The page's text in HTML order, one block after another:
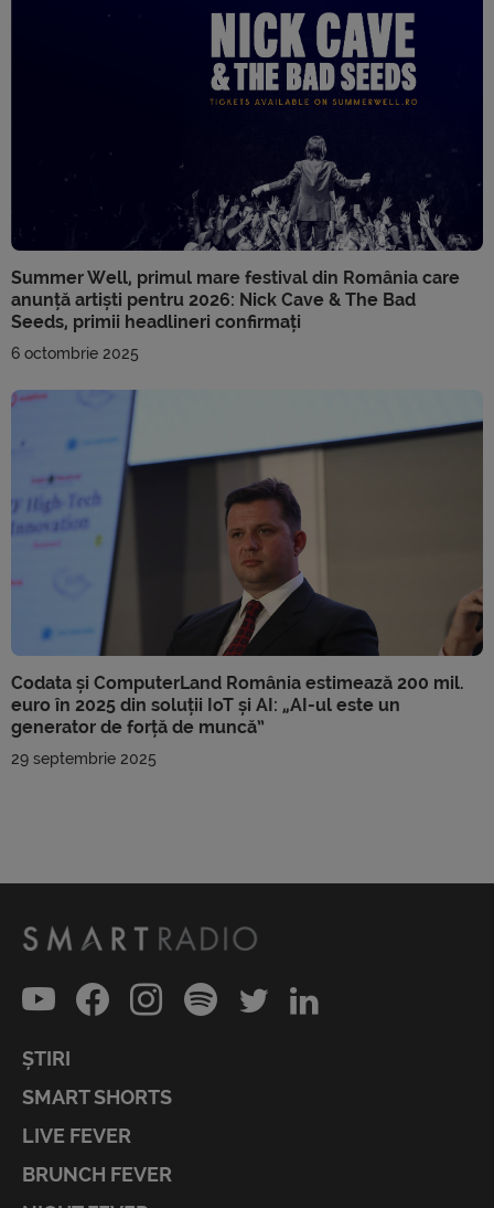
Summer Well, primul mare festival din România care
anunță artiști pentru 2026: Nick Cave & The Bad
Seeds, primii headlineri confirmați
6 octombrie 2025
Codata și ComputerLand România estimează 200 mil.
euro în 2025 din soluții IoT și AI: „AI-ul este un
generator de forță de muncă”
29 septembrie 2025
ȘTIRI
SMART SHORTS
LIVE FEVER
BRUNCH FEVER